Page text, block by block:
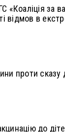
«Коаліція за
відмов в
проти
до